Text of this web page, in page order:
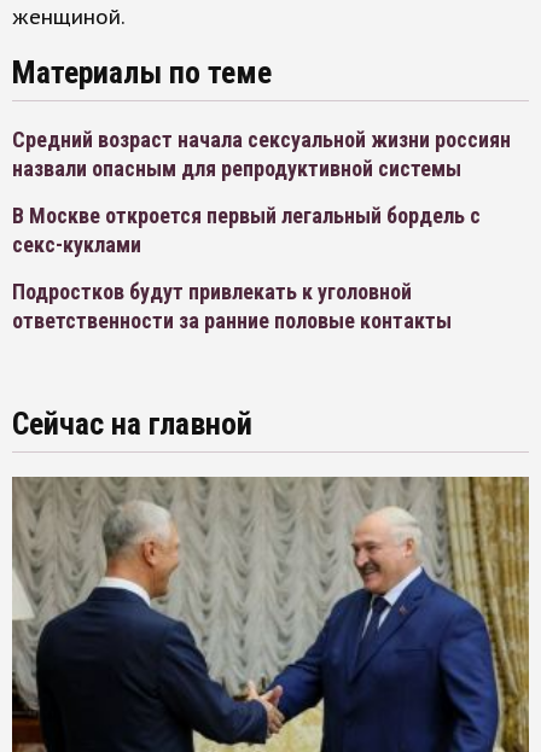
женщиной.
Материалы по теме
Средний возраст начала сексуальной жизни россиян
назвали опасным для репродуктивной системы
В Москве откроется первый легальный бордель с
секс-куклами
Подростков будут привлекать к уголовной
ответственности за ранние половые контакты
Сейчас на главной